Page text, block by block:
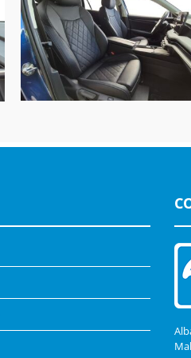
Skoda SuperB, Alba
Leder Zwart